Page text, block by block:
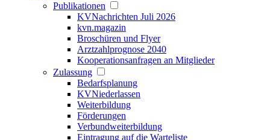
Publikationen
KVNachrichten Juli 2026
kvn.magazin
Broschüren und Flyer
Arztzahlprognose 2040
Kooperationsanfragen an Mitglieder
Zulassung
Bedarfsplanung
KVNiederlassen
Weiterbildung
Förderungen
Verbundweiterbildung
Eintragung auf die Warteliste